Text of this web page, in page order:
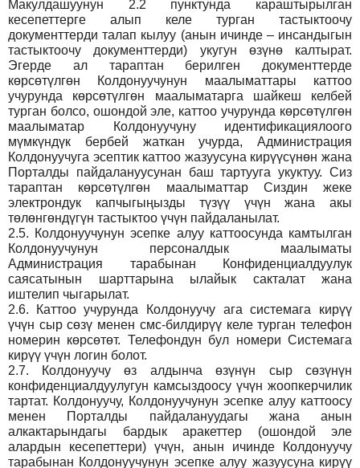
Макулдашуунун 2.2 пунктунда караштырылган
кесепеттерге алып келе турган тастыктоочу
документтерди талап кылуу (анын ичинде – инсандыгын
тастыктоочу документтерди) укугун өзүнө калтырат.
Эгерде ал тараптан берилген документтерде
көрсөтүлгөн Колдонуучунун маалыматтары каттоо
учурунда көрсөтүлгөн маалыматарга шайкеш келбей
турган болсо, ошондой эле, каттоо учурунда көрсөтүлгөн
маалыматар Колдонуучуну идентификациялоого
мүмкүндүк бербей жаткан учурда, Администрация
Колдонуучуга эсептик каттоо жазуусуна кирүүсүнөн жана
Порталды пайдалануусунан баш тартууга укуктуу. Сиз
тараптан көрсөтүлгөн маалыматтар Сиздин жеке
электрондук капчыгыңызды түзүү үчүн жана акы
төлөнгөндүгүн тастыктоо үчүн пайдаланылат.
2.5. Колдонуучунун эсепке алуу каттоосунда камтылган
Колдонуучунун персоналдык маалыматы
Администрация тарабынан Конфиденциалдуулук
саясатынын шарттарына ылайык сакталат жана
иштелип чыгарылат.
2.6.
Каттоо учурунда Колдонуучу ага системага кирүү
үчүн сыр сөзү менен смс-билдирүү келе турган телефон
номерин көрсөтөт. Телефондун бул номери Системага
кирүү үчүн логин болот.
2.7.
Колдонуучу өз алдынча өзүнүн сыр сөзүнүн
конфиденциалдуулугун камсыздоосу үчүн жоопкерчилик
тартат. Колдонуучу, Колдонуучунун эсепке алуу каттоосу
менен Порталды пайдалануудагы жана анын
алкактарындагы бардык аракеттер (ошондой эле
алардын кесепеттери) үчүн, анын ичинде Колдонуучу
тарабынан Колдонуучунун эсепке алуу жазуусуна кирүү